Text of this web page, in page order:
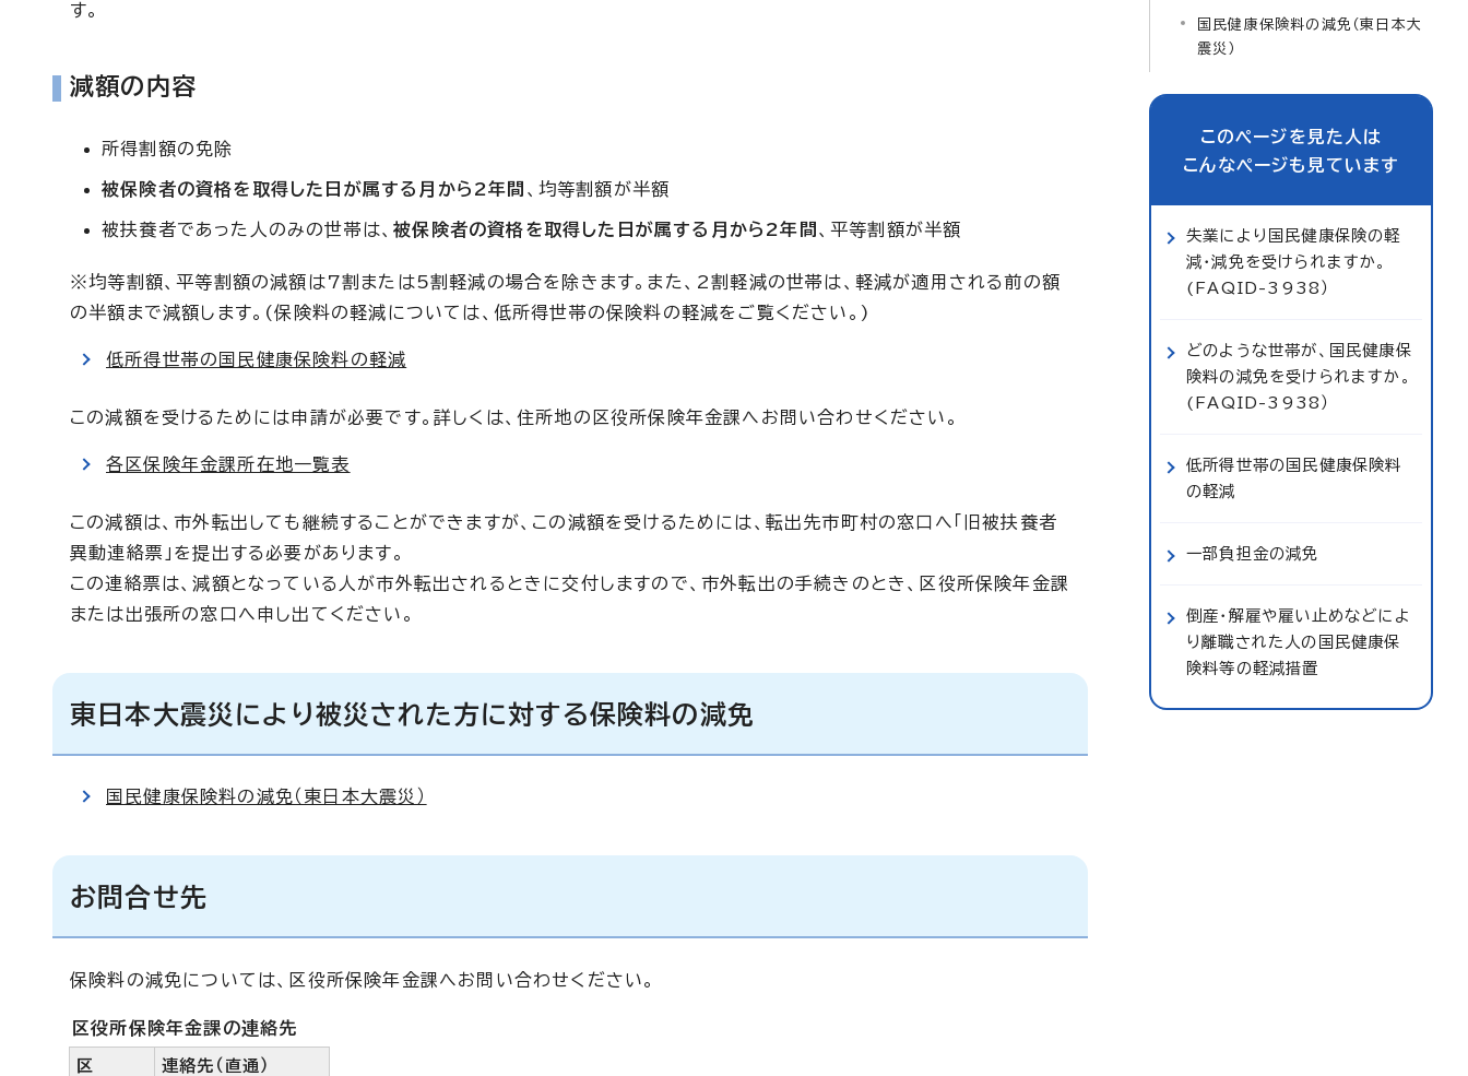
す。
減額の内容
所得割額の免除
被保険者の資格を取得した日が属する月から2年間 、均等割額が半額
被扶養者であった人のみの世帯は、被保険者の資格を取得した日が属する月から2年間 、平等割額が半額
※均等割額、平等割額の減額は7割または5割軽減の場合を除きます。また、2割軽減の世帯は、軽減が適用される前の額
の半額まで減額します。(保険料の軽減については、低所得世帯の保険料の軽減をご覧ください。)
低所得世帯の国民健康保険料の軽減
この減額を受けるためには申請が必要です。詳しくは、住所地の区役所保険年金課へお問い合わせください。
各区保険年金課所在地一覧表
この減額は、市外転出しても継続することができますが、この減額を受けるためには、転出先市町村の窓口へ「旧被扶養者
異動連絡票」を提出する必要があります。
この連絡票は、減額となっている人が市外転出されるときに交付しますので、市外転出の手続きのとき、区役所保険年金課
または出張所の窓口へ申し出てください。
東日本大震災により被災された方に対する保険料の減免
国民健康保険料の減免（東日本大震災）
お問合せ先
保険料の減免については、区役所保険年金課へお問い合わせください。
区役所保険年金課の連絡先
区 連絡先（直通）
国民健康保険料の減免（東日本大
震災）
このページを見た人は
こんなページも見ています
失業により国民健康保険の軽
減・減免を受けられますか。
(FAQID-3938）
どのような世帯が、国民健康保
険料の減免を受けられますか。
(FAQID-3938）
低所得世帯の国民健康保険料
の軽減
一部負担金の減免
倒産・解雇や雇い止めなどによ
り離職された人の国民健康保
険料等の軽減措置